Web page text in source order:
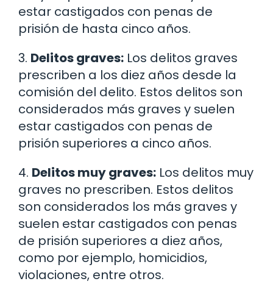
estar castigados con penas de
prisión de hasta cinco años.
3. Delitos graves: Los delitos graves
prescriben a los diez años desde la
comisión del delito. Estos delitos son
considerados más graves y suelen
estar castigados con penas de
prisión superiores a cinco años.
4. Delitos muy graves: Los delitos muy
graves no prescriben. Estos delitos
son considerados los más graves y
suelen estar castigados con penas
de prisión superiores a diez años,
como por ejemplo, homicidios,
violaciones, entre otros.